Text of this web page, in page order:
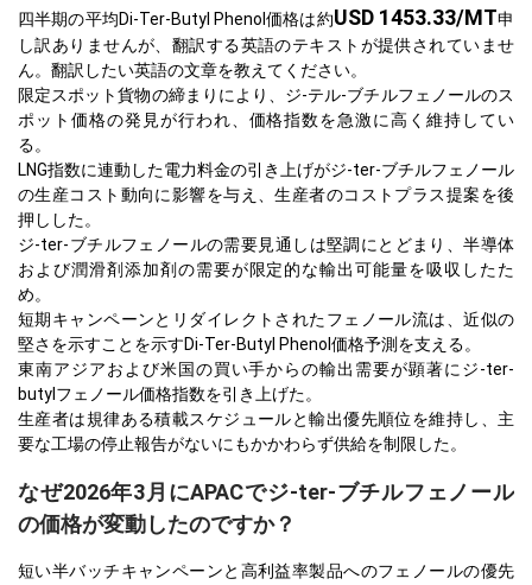
四半期の平均Di-Ter-Butyl Phenol価格は約USD 1453.33/MT申
し訳ありませんが、翻訳する英語のテキストが提供されていませ
ん。翻訳したい英語の文章を教えてください。
限定スポット貨物の締まりにより、ジ-テル-ブチルフェノールのス
ポット価格の発見が行われ、価格指数を急激に高く維持してい
る。
LNG指数に連動した電力料金の引き上げがジ-ter-ブチルフェノール
の生産コスト動向に影響を与え、生産者のコストプラス提案を後
押しした。
ジ-ter-ブチルフェノールの需要見通しは堅調にとどまり、半導体
および潤滑剤添加剤の需要が限定的な輸出可能量を吸収したた
め。
短期キャンペーンとリダイレクトされたフェノール流は、近似の
堅さを示すことを示すDi-Ter-Butyl Phenol価格予測を支える。
東南アジアおよび米国の買い手からの輸出需要が顕著にジ-ter-
butylフェノール価格指数を引き上げた。
生産者は規律ある積載スケジュールと輸出優先順位を維持し、主
要な工場の停止報告がないにもかかわらず供給を制限した。
なぜ2026年3月にAPACでジ-ter-ブチルフェノール
の価格が変動したのですか？
短い半バッチキャンペーンと高利益率製品へのフェノールの優先